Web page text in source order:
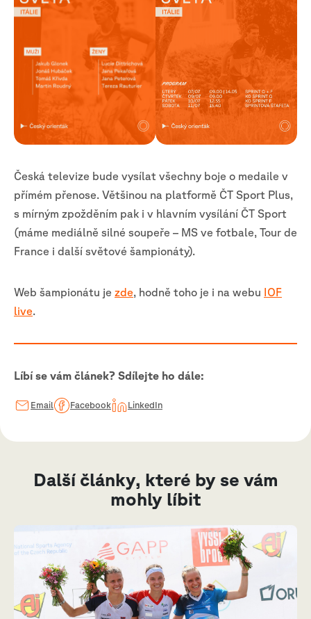
Česká televize bude vysílat všechny boje o medaile v
přímém přenose. Většinou na platformě ČT Sport Plus,
s mírným zpožděním pak i v hlavním vysílání ČT Sport
(máme mediálně silné soupeře – MS ve fotbale, Tour de
France i další světové šampionáty).
Web šampionátu je zde, hodně toho je i na webu IOF
live.
Líbí se vám článek? Sdílejte ho dále:
Email Facebook LinkedIn
Další články, které by se vám
mohly líbit